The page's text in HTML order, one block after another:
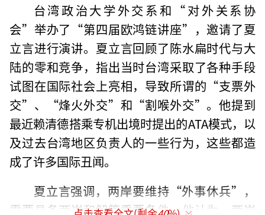
台湾政治大学外交系和“对外关系协
会”举办了“第四届欧鸿链讲座”，邀请了夏
立言进行演讲。夏立言回顾了陈水扁时代与大
陆的零和竞争，指出当时台湾采取了各种手段
试图在国际社会上亮相，导致所谓的“支票外
交”、“烽火外交”和“割喉外交”。他提到
最近赖清德搭乘专机出境时提出的ATA模式，以
及过去台湾地区负责人的一些行为，这些都造
成了许多国际丑闻。
夏立言强调，两岸要维持“外事休兵”，
需要具备两岸和解等重要条件。他认为，两岸